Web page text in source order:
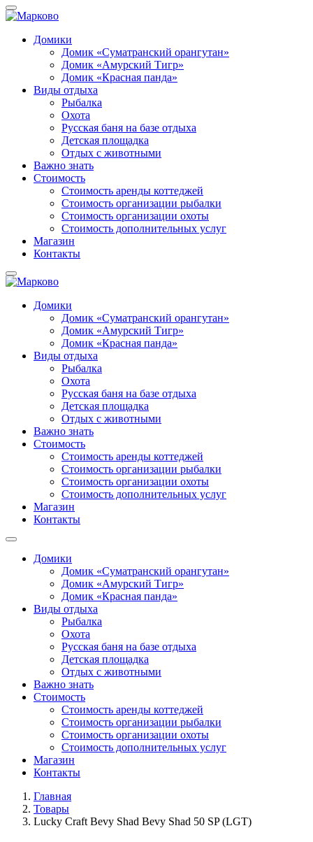
Домики
Домик «Суматранский орангутан»
Домик «Амурский Тигр»
Домик «Красная панда»
Виды отдыха
Рыбалка
Охота
Русская баня на базе отдыха
Детская площадка
Отдых с животными
Важно знать
Стоимость
Стоимость аренды коттеджей
Стоимость организации рыбалки
Стоимость организации охоты
Стоимость дополнительных услуг
Магазин
Контакты
Домики
Домик «Суматранский орангутан»
Домик «Амурский Тигр»
Домик «Красная панда»
Виды отдыха
Рыбалка
Охота
Русская баня на базе отдыха
Детская площадка
Отдых с животными
Важно знать
Стоимость
Стоимость аренды коттеджей
Стоимость организации рыбалки
Стоимость организации охоты
Стоимость дополнительных услуг
Магазин
Контакты
Домики
Домик «Суматранский орангутан»
Домик «Амурский Тигр»
Домик «Красная панда»
Виды отдыха
Рыбалка
Охота
Русская баня на базе отдыха
Детская площадка
Отдых с животными
Важно знать
Стоимость
Стоимость аренды коттеджей
Стоимость организации рыбалки
Стоимость организации охоты
Стоимость дополнительных услуг
Магазин
Контакты
Главная
Товары
Lucky Craft Bevy Shad Bevy Shad 50 SP (LGT)